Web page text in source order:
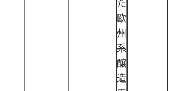
欧
州
系
醸
造